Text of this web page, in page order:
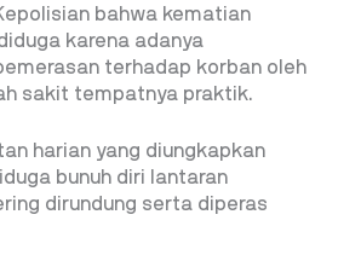
bahwa kematian
karena adanya
terhadap korban oleh
sakit tempatnya praktik.
harian yang diungkapkan
bunuh diri lantaran
dirundung serta diperas